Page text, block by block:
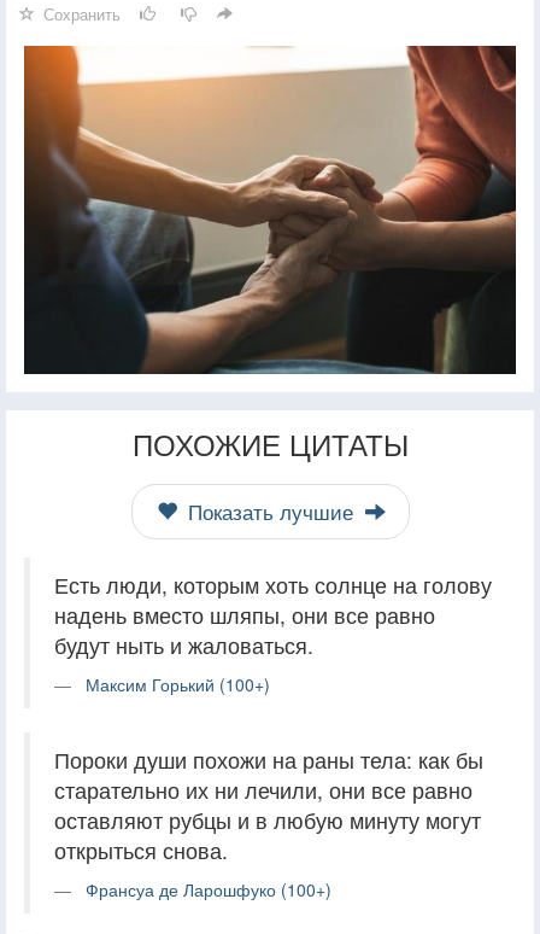
Сохранить
ПОХОЖИЕ ЦИТАТЫ
Показать лучшие
Есть люди, которым хоть солнце на голову
надень вместо шляпы, они все равно
будут ныть и жаловаться.
Максим Горький (100+)
Пороки души похожи на раны тела: как бы
старательно их ни лечили, они все равно
оставляют рубцы и в любую минуту могут
открыться снова.
Франсуа де Ларошфуко (100+)